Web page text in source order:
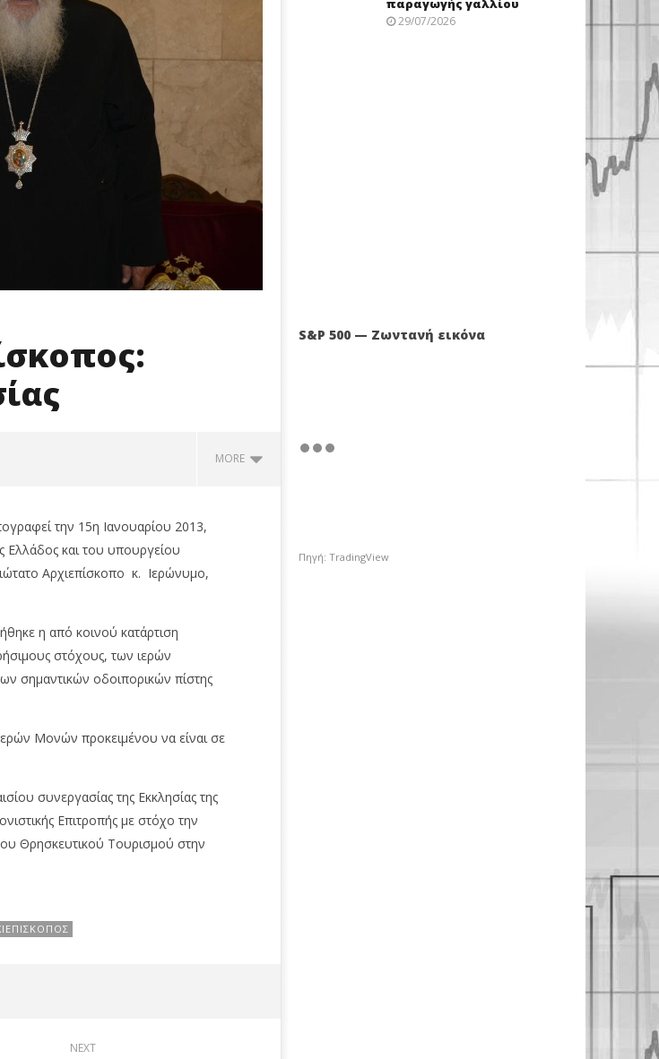
MORE
Ελληνική Αναπτυξιακή Τράπεζα,
14/07/2023
την 15η Ιανουαρίου 2013,
Ελλάδος και του υπουργείου
Αρχιεπίσκοπο κ. Ιερώνυμο,
η από κοινού κατάρτιση
στόχους, των ιερών
σημαντικών οδοιπορικών πίστης
Μονών προκειμένου να είναι σε
συνεργασίας της Εκκλησίας της
Επιτροπής με στόχο την
Θρησκευτικού Τουρισμού στην
NEXT
παραγωγής γαλλίου
29/07/2026
S&P 500 — Ζωντανή εικόνα
Πηγή: TradingView